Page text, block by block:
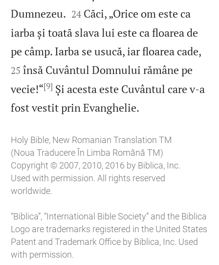
Dumnezeu. 

24 Căci, „Orice om este ca
iarba și toată slava lui este ca floarea de
pe câmp. Iarba se usucă, iar floarea cade,
25 însă Cuvântul Domnului rămâne pe
vecie!“[9] Și acesta este Cuvântul care v‑a
fost vestit prin Evanghelie.
Holy Bible, New Romanian Translation TM
(Noua Traducere În Limba Română TM)
Copyright © 2007, 2010, 2016 by Biblica, Inc.
Used with permission. All rights reserved
worldwide.
“Biblica”, “International Bible Society” and the Biblica
Logo are trademarks registered in the United States
Patent and Trademark Office by Biblica, Inc. Used
with permission.